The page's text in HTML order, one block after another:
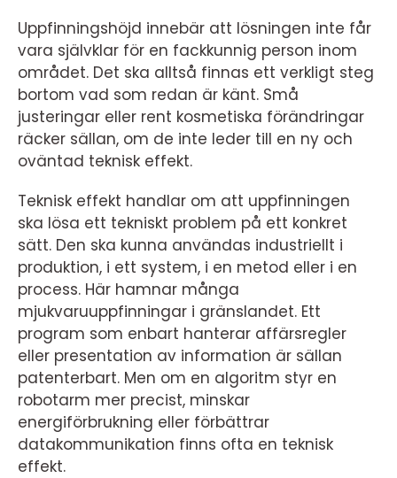
Uppfinningshöjd innebär att lösningen inte får
vara självklar för en fackkunnig person inom
området. Det ska alltså finnas ett verkligt steg
bortom vad som redan är känt. Små
justeringar eller rent kosmetiska förändringar
räcker sällan, om de inte leder till en ny och
oväntad teknisk effekt.
Teknisk effekt handlar om att uppfinningen
ska lösa ett tekniskt problem på ett konkret
sätt. Den ska kunna användas industriellt i
produktion, i ett system, i en metod eller i en
process. Här hamnar många
mjukvaruuppfinningar i gränslandet. Ett
program som enbart hanterar affärsregler
eller presentation av information är sällan
patenterbart. Men om en algoritm styr en
robotarm mer precist, minskar
energiförbrukning eller förbättrar
datakommunikation finns ofta en teknisk
effekt.